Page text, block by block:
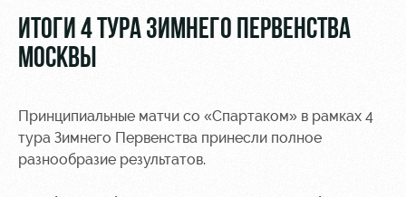
Photo
Disabled
ИТОГИ 4 ТУРА ЗИМНЕГО ПЕРВЕНСТВА
МОСКВЫ
Принципиальные матчи со «Спартаком» в рамках 4
тура Зимнего Первенства принесли полное
разнообразие результатов.